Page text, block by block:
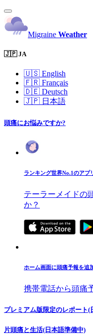
Migraine Weather
🇯🇵 JA
🇺🇸 English
🇫🇷 Français
🇩🇪 Deutsch
🇯🇵 日本語
頭痛にお悩みですか?
ランキング世界No.1のアプ
テーラーメイドの
か？
ホーム画面に頭痛予報を追
携帯電話から頭痛
プレミアム版限定のレポート(
片頭痛と生活(日本語準備中)